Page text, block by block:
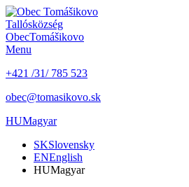
Tallósközség
ObecTomášikovo
Menu
+421 /31/ 785 523
obec@tomasikovo.sk
HUMagyar
SKSlovensky
ENEnglish
HUMagyar